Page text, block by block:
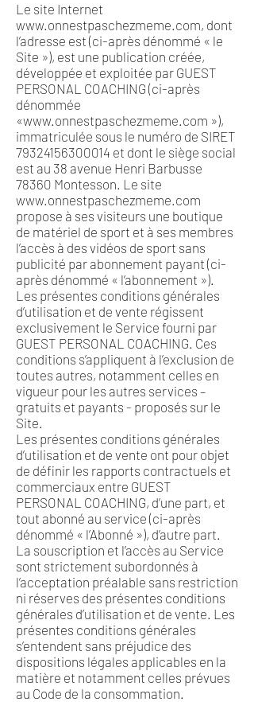
Le site Internet
www.onnestpaschezmeme.com, dont
l’adresse est (ci-après dénommé « le
Site »), est une publication créée,
développée et exploitée par GUEST
PERSONAL COACHING (ci-après
dénommée
«www.onnestpaschezmeme.com »),
immatriculée sous le numéro de SIRET
79324156300014 et dont le siège social
est au 38 avenue Henri Barbusse
78360 Montesson. Le site
www.onnestpaschezmeme.com
propose à ses visiteurs une boutique
de matériel de sport et à ses membres
l’accès à des vidéos de sport sans
publicité par abonnement payant (ci-
après dénommé « l’abonnement »).
Les présentes conditions générales
d’utilisation et de vente régissent
exclusivement le Service fourni par
GUEST PERSONAL COACHING. Ces
conditions s’appliquent à l’exclusion de
toutes autres, notamment celles en
vigueur pour les autres services –
gratuits et payants - proposés sur le
Site.
Les présentes conditions générales
d’utilisation et de vente ont pour objet
de définir les rapports contractuels et
commerciaux entre GUEST
PERSONAL COACHING, d’une part, et
tout abonné au service (ci-après
dénommé « l’Abonné »), d’autre part.
La souscription et l’accès au Service
sont strictement subordonnés à
l’acceptation préalable sans restriction
ni réserves des présentes conditions
générales d’utilisation et de vente. Les
présentes conditions générales
s’entendent sans préjudice des
dispositions légales applicables en la
matière et notamment celles prévues
au Code de la consommation.